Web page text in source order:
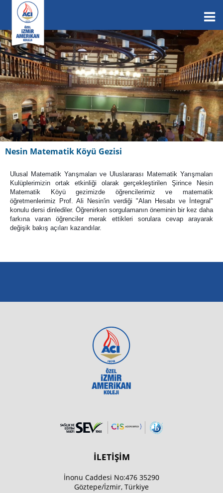
Nesin Matematik Köyü Gezisi
Ulusal Matematik Yarışmaları ve Uluslararası Matematik Yarışmaları
Kulüplerimizin ortak etkinliği olarak gerçekleştirilen Şirince Nesin
Matematik Köyü gezimizde öğrencilerimiz ve matematik
öğretmenlerimiz Prof. Ali Nesin'in verdiği "Alan Hesabı ve İntegral"
konulu dersi dinlediler. Öğrenirken sorgulamanın öneminin bir kez daha
farkına varan öğrenciler merak ettikleri sorulara cevap arayarak
değişik bakış açıları kazandılar.
İLETİŞİM
İnonu Caddesi No:476 35290
Göztepe/İzmir, Türkiye